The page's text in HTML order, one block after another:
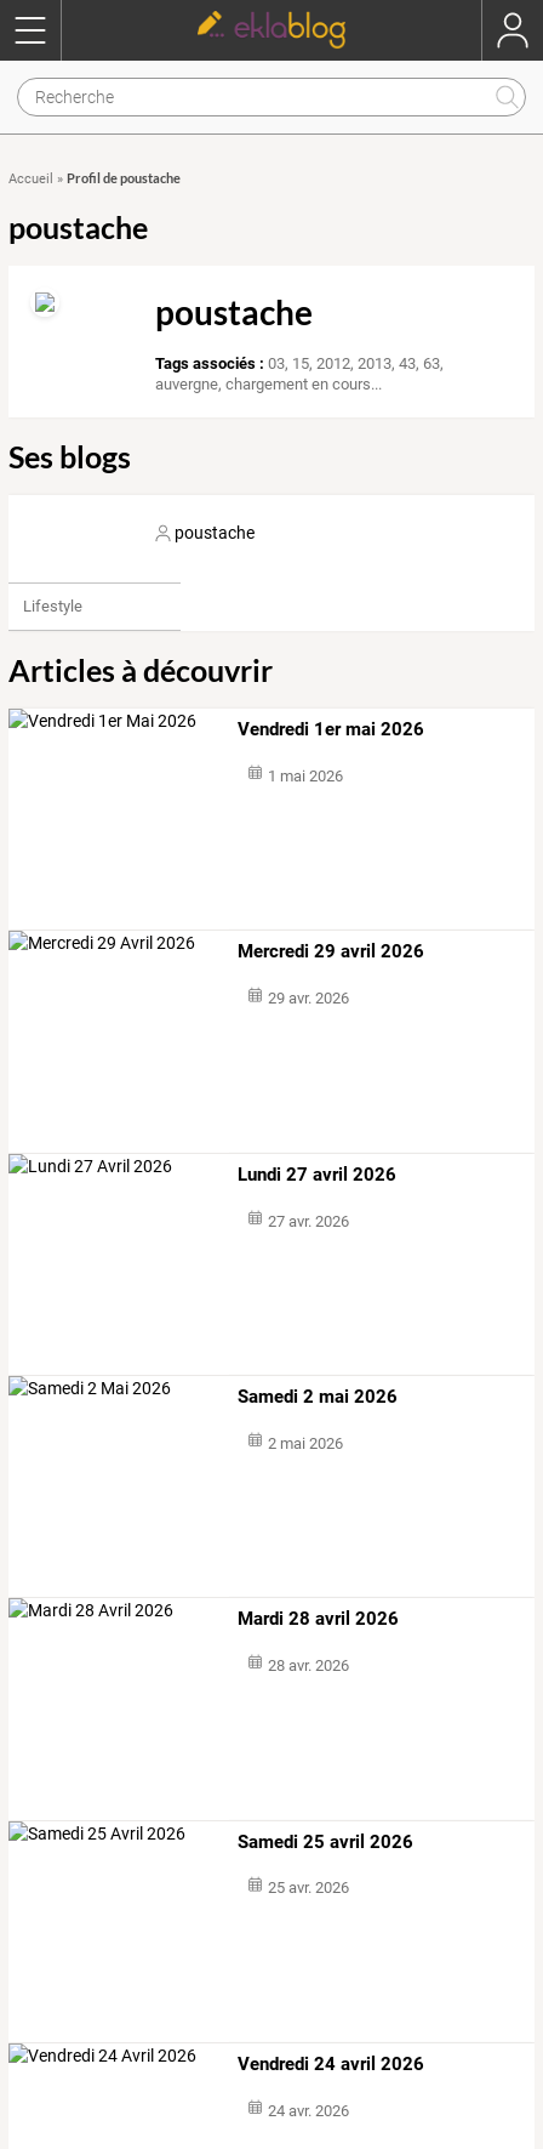
Accueil » Profil de poustache
poustache
poustache
Tags associés : 03, 15,2012,2013,43, 63,
auvergne,chargement en cours...
Ses blogs
poustache
Lifestyle
Articles à découvrir
Vendredi 1er mai 2026
1 mai 2026
Mercredi 29 avril 2026
29 avr. 2026
Lundi 27 avril 2026
27 avr. 2026
Samedi 2 mai 2026
2 mai 2026
Mardi 28 avril 2026
28 avr. 2026
Samedi 25 avril 2026
25 avr. 2026
Vendredi 24 avril 2026
24 avr. 2026